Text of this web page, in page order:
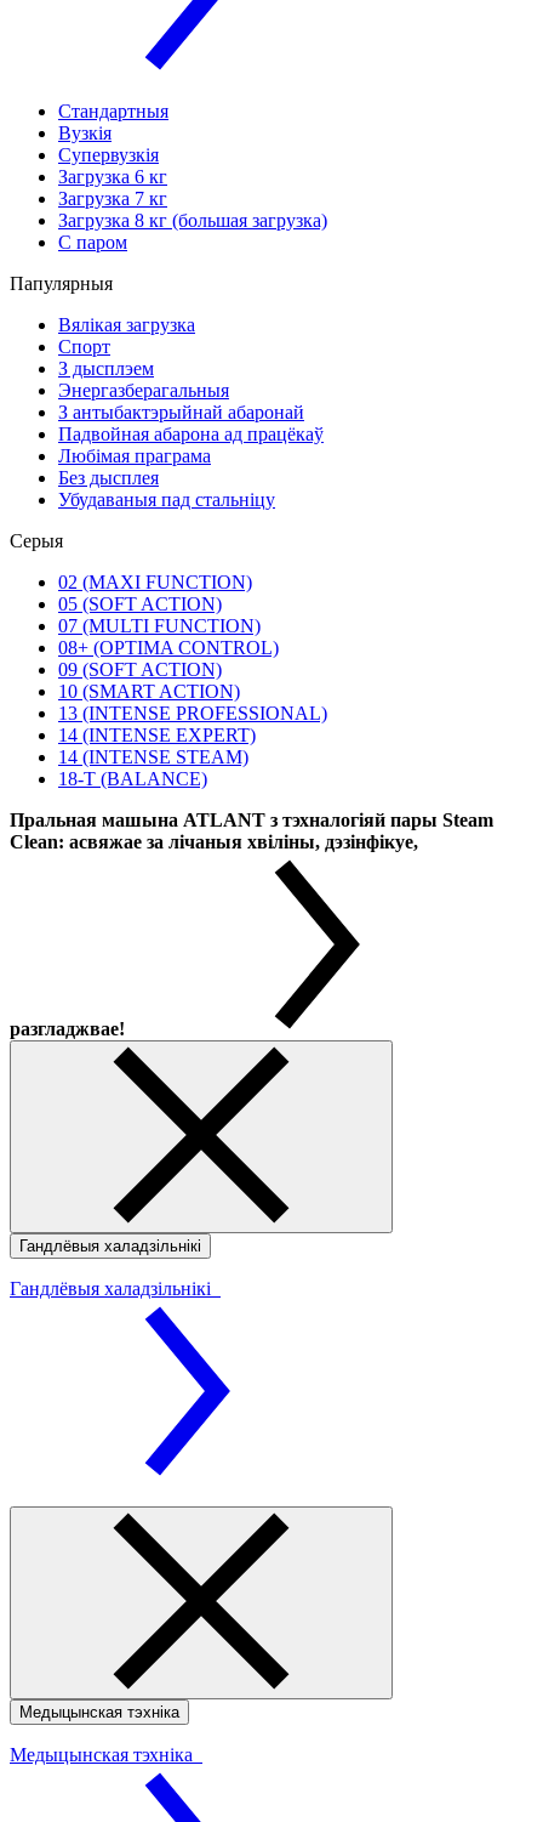
Стандартныя
Вузкія
Супервузкія
Загрузка 6 кг
Загрузка 7 кг
Загрузка 8 кг (большая загрузка)
С паром
Папулярныя
Вялікая загрузка
Спорт
З дысплэем
Энергазберагальныя
З антыбактэрыйнай абаронай
Падвойная абарона ад працёкаў
Любімая праграма
Без дысплея
Убудаваныя пад стальніцу
Серыя
02 (MAXI FUNCTION)
05 (SOFT ACTION)
07 (MULTI FUNCTION)
08+ (OPTIMA CONTROL)
09 (SOFT ACTION)
10 (SMART ACTION)
13 (INTENSE PROFESSIONAL)
14 (INTENSE EXPERT)
14 (INTENSE STEAM)
18-T (BALANCE)
Пральная машына ATLANT з тэхналогіяй пары Steam
Clean: асвяжае за лічаныя хвіліны, дэзінфікуе,
разгладжвае!
Гандлёвыя халадзільнікі
Гандлёвыя халадзільнікі
Медыцынская тэхніка
Медыцынская тэхніка